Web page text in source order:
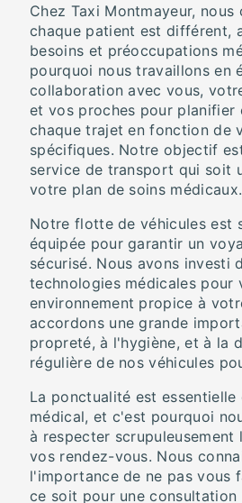
Chez Taxi Montmayeur, nous
chaque patient est différent,
besoins et préoccupations
pourquoi nous travaillons en
collaboration avec vous,
et vos proches pour planifier
chaque trajet en fonction de
spécifiques. Notre objectif
service de transport qui soit
votre plan de soins médicaux.
Notre flotte de véhicules est
équipée pour garantir un
sécurisé. Nous avons investi
technologies médicales pour
environnement propice à
accordons une grande
propreté, à l'hygiène, et à la
régulière de nos véhicules
La ponctualité est essentielle
médical, et c'est pourquoi
à respecter scrupuleusement
vos rendez-vous. Nous
l'importance de ne pas vous
ce soit pour une consultation